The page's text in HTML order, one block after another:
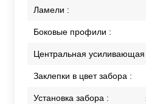
Ламели :
Боковые профили :
Центральная усиливающая
Заклепки в цвет забора :
Установка забора :